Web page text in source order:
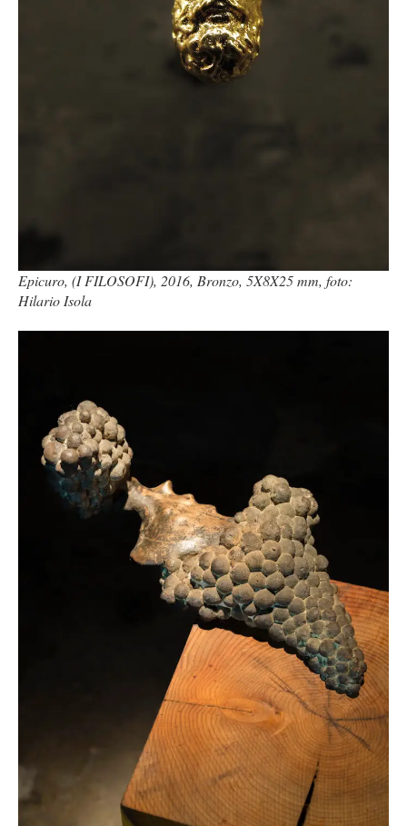
Epicuro, (I FILOSOFI), 2016, Bronzo, 5X8X25 mm, foto:
Hilario Isola